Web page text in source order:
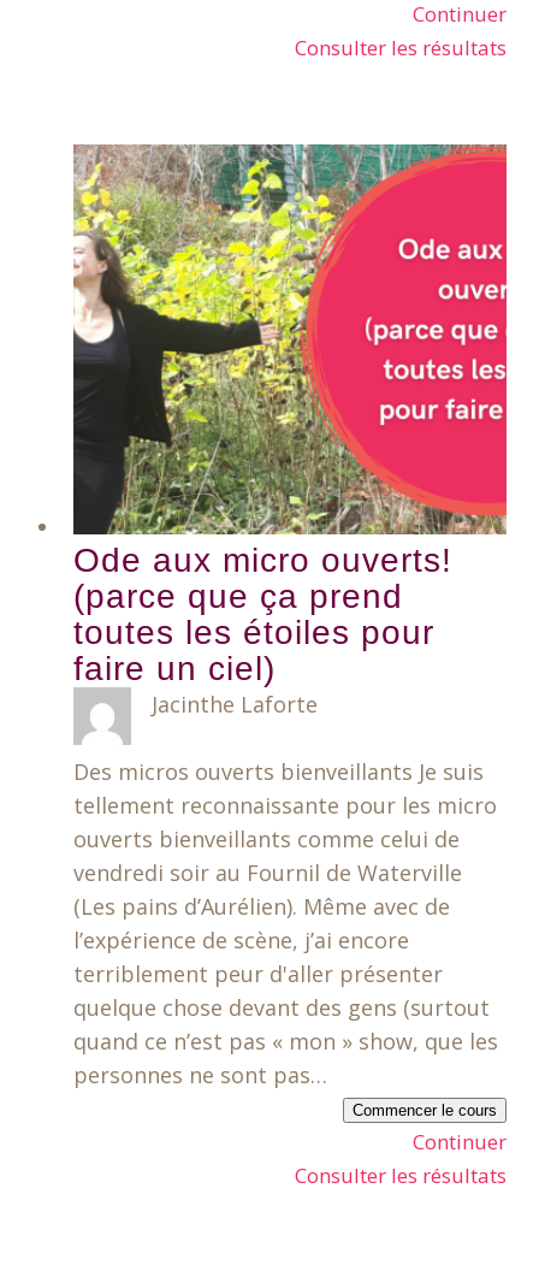
Continuer
Consulter les résultats
Ode aux micro ouverts!
(parce que ça prend
toutes les étoiles pour
faire un ciel)
Jacinthe Laforte
Des micros ouverts bienveillants Je suis
tellement reconnaissante pour les micro
ouverts bienveillants comme celui de
vendredi soir au Fournil de Waterville
(Les pains d’Aurélien). Même avec de
l’expérience de scène, j’ai encore
terriblement peur d'aller présenter
quelque chose devant des gens (surtout
quand ce n’est pas « mon » show, que les
personnes ne sont pas…
Commencer le cours
Continuer
Consulter les résultats